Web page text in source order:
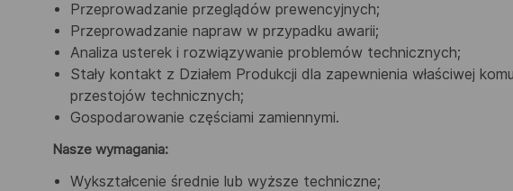
Przeprowadzanie przeglądów prewencyjnych;
Przeprowadzanie napraw w przypadku awarii;
Analiza usterek i rozwiązywanie problemów technicznych;
Stały kontakt z Działem Produkcji dla zapewnienia właściwej
przestojów technicznych;
Gospodarowanie częściami zamiennymi.
Nasze wymagania:
Wykształcenie średnie lub wyższe techniczne;